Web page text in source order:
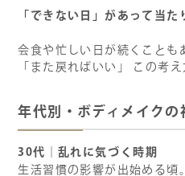
「できない日」があって当た
会食や忙しい日が続くことも
「また戻ればいい」 この考
年代別・ボディメイクの
30代｜乱れに気づく時期
生活習慣の影響が出始める頃